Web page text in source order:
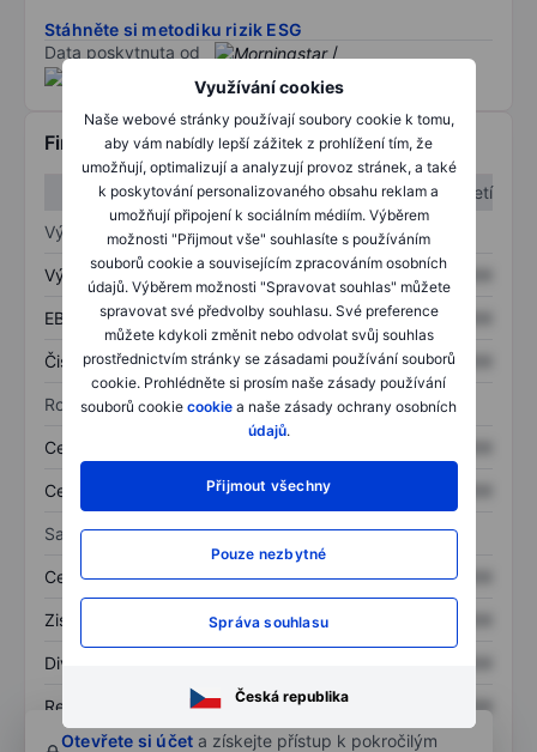
Využívání cookies
Naše webové stránky používají soubory cookie k tomu,
aby vám nabídly lepší zážitek z prohlížení tím, že
umožňují, optimalizují a analyzují provoz stránek, a také
k poskytování personalizovaného obsahu reklam a
umožňují připojení k sociálním médiím. Výběrem
možnosti "Přijmout vše" souhlasíte s používáním
souborů cookie a souvisejícím zpracováním osobních
údajů. Výběrem možnosti "Spravovat souhlas" můžete
spravovat své předvolby souhlasu. Své preference
můžete kdykoli změnit nebo odvolat svůj souhlas
prostřednictvím stránky se zásadami používání souborů
cookie. Prohlédněte si prosím naše zásady používání
souborů cookie cookie a naše zásady ochrany osobních
údajů.
Přijmout všechny
Pouze nezbytné
Správa souhlasu
Česká republika
Stáhněte si metodiku rizik ESG
Data poskytnuta od
/
Finanční informace
1. čtvrtletí
2. čtvrtletí
Výkaz zisku a ztráty
Výnos XXXXXXX XXXXXXX
EBITDA XXXXXXX XXXXXXX
Čistý příjem XXXXXXX XXXXXXX
Rozvaha
Celková aktiva
Celkový dluh XXXXXXX
Sazby
Cena/tržby XXXXXXX XXXXXXX
Zisk na akcii XXXXXXX
Dividenda na akcii
Rentabilita kapitálu XXXXXXX
XXXXXXX
Otevřete si účet a získejte přístup k pokročilým